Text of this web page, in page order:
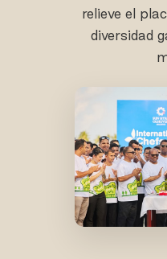
relieve el
diversidad